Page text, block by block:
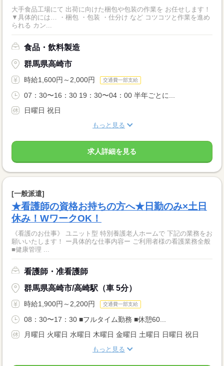
大手食品工場にて 出荷に向けた梱包や包装の作業を お任せします！
▼具体的には… ・梱包 ・包装 ・仕分け など コツコツと作業を進め
られる カン...
食品・飲料製造
群馬県高崎市
時給1,600円～2,000円 交通費一部支給
07：30〜16：30 19：30〜04：00 半年ごとに...
日曜日 祝日
もっと見る
求人詳細を見る
[一般派遣]
★看護師の資格お持ちの方へ★日勤のみ×土日
休み！WワークOK！
《看護のお仕事》 ユニット型 特別養護老人ホームで 下記の業務をお
願いいたします！ ー具体的な仕事内容ー ご利用者様の看護業務全般
■健康管理 ...
看護師・准看護師
群馬県高崎市/高崎駅（車 5分）
時給1,900円～2,200円 交通費一部支給
08：30〜17：30 ■フルタイム勤務 ■休憩60...
月曜日 火曜日 水曜日 木曜日 金曜日 土曜日 日曜日 祝日
もっと見る